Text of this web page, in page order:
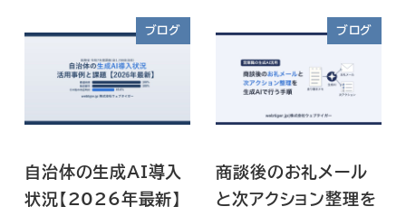
ブログ
自治体の生成AI導入
状況【2026年最新】
ブログ
商談後のお礼メール
と次アクション整理を